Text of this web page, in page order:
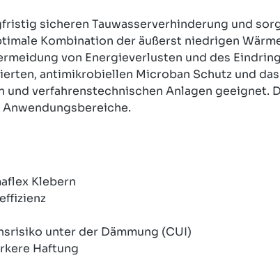
sicheren Tauwasserverhinderung und
Kombination der äußerst niedrigen
von Energieverlusten und des
antimikrobiellen Microban Schutz und
verfahrenstechnischen Anlagen geeignet.
Klebern
unter der Dämmung (CUI)
Haftung